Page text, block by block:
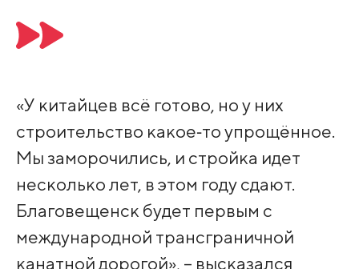
«У китайцев всё готово, но у них
строительство какое‑то упрощённое.
Мы заморочились, и стройка идет
несколько лет, в этом году сдают.
Благовещенск будет первым с
международной трансграничной
канатной дорогой», – высказался